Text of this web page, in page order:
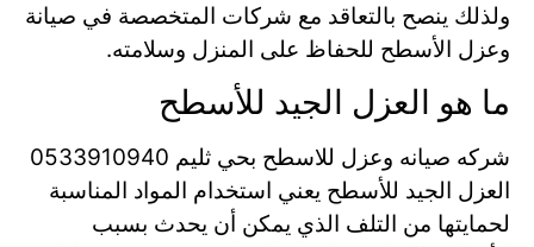
ولذلك ينصح بالتعاقد مع شركات المتخصصة في صيانة
وعزل الأسطح للحفاظ على المنزل وسلامته.
ما هو العزل الجيد للأسطح
شركه صيانه وعزل للاسطح بحي ثليم 0533910940
العزل الجيد للأسطح يعني استخدام المواد المناسبة
لحمايتها من التلف الذي يمكن أن يحدث بسبب